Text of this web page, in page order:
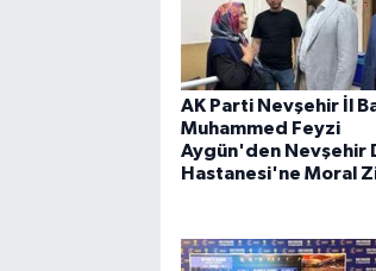
AK Parti Nevşehir İl
Muhammed Feyzi
Aygün'den Nevşehir
Hastanesi'ne Moral